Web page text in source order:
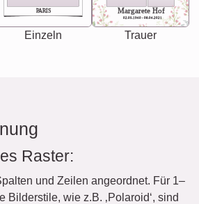
PARIS
Einzeln
Margarete Hof
02.05.1940 - 08.04.2021
Trauer
Raster:
und Zeilen angeordnet. Für 1–
Bilderstile, wie z.B. ‚Polaroid‘, sind